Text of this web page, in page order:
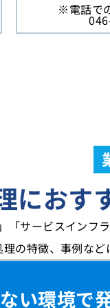
※電話で
におす
サービスインフ
の特徴、事例など
い環境で